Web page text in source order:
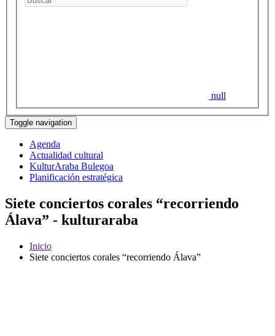
null
Toggle navigation
Agenda
Actualidad cultural
KulturAraba Bulegoa
Planificación estratégica
Siete conciertos corales “recorriendo
Álava” - kulturaraba
Inicio
Siete conciertos corales “recorriendo Álava”